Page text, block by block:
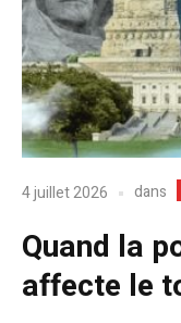
4 juillet 2026 dans
Quand la
affecte le